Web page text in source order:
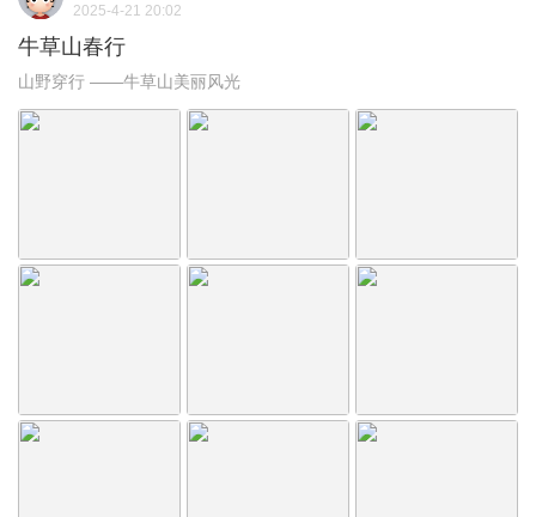
2025-4-21 20:02
牛草山春行
山野穿行 ——牛草山美丽风光